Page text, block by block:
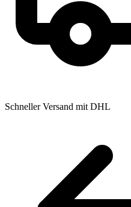
Schneller Versand mit DHL